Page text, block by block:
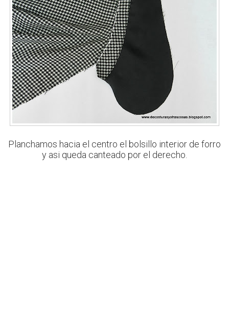
Planchamos hacia el centro el bolsillo interior de forro
y asi queda canteado por el derecho.